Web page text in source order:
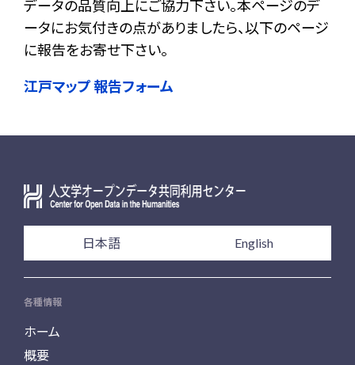
データの品質向上にご協力下さい。本ページのデ
ータにお気付きの点がありましたら、以下のページ
に報告をお寄せ下さい。
江戸マップ 報告フォーム
日本語 English
各種情報
ホーム
概要